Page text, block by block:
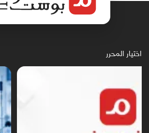
اختيار المحرر